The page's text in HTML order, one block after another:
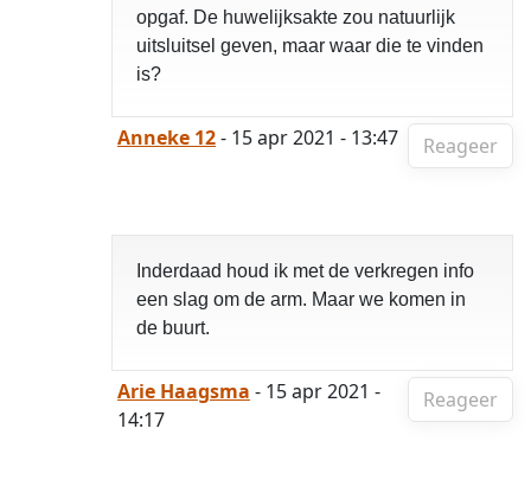
opgaf. De huwelijksakte zou natuurlijk
uitsluitsel geven, maar waar die te vinden
is?
Reageer
Anneke 12- 15 apr 2021 - 13:47
Inderdaad houd ik met de verkregen info
een slag om de arm. Maar we komen in
de buurt.
Reageer
Arie Haagsma - 15 apr 2021 -
14:17